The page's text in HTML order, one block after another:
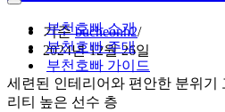
비
뉴
내
메
뉴
부천호빠 소개
부천호빠 주대
부천호빠 가이드
기준bucheonh2
2024년 12월 26일
세련된 인테리어와 편안한 분위기
리티 높은 선수 층